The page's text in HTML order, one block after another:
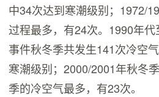
中34次达到寒潮级别；1972/
过程最多，有24次。1990年
事件秋冬季共发生141次冷空
寒潮级别；2000/2001年秋冬
季的冷空气最多，有23次。